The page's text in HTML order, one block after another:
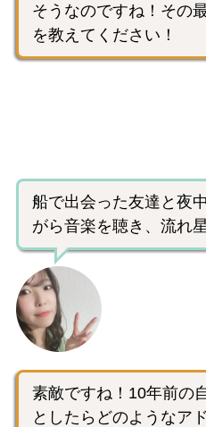
そうなのですね！その
を教えてください！
船で出会った友達と夜
がら音楽を聴き、流れ
素敵ですね！10年前の
としたらどのようなア